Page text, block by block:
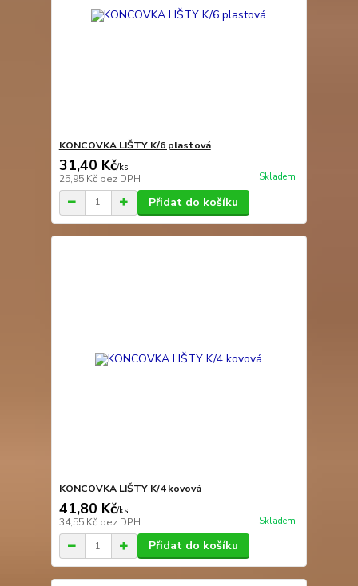
KONCOVKA LIŠTY K/6 plastová
31,40 Kč/ks
25,95 Kč bez DPH Skladem
Přidat do košíku
KONCOVKA LIŠTY K/4 kovová
41,80 Kč/ks
34,55 Kč bez DPH Skladem
Přidat do košíku